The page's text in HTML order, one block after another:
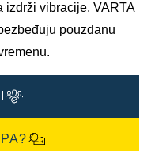
izdrži vibracije. VARTA
pouzdanu